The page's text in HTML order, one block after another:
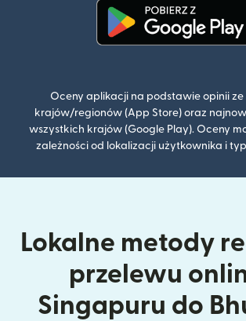
Oceny aplikacji na podstawie opinii ze
krajów/regionów (App Store) oraz
wszystkich krajów (Google Play). Oceny
zależności od lokalizacji użytkownika i
Lokalne metody
przelewu
Singapuru do